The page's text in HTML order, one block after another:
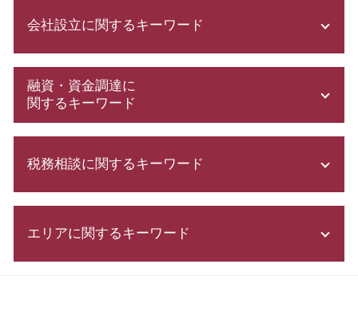
会社設立に関するキーワード
電子 定款
事業計画書 書き方
株式会社設立 流れ
株式会社 設立 必要書類
募集 設立
株式会社 設立費用
融資・資金調達に
関するキーワード
企業 資金調達
補助金 申請
起業 補助金
創業 融資 公庫
税務相談に関するキーワード
所得税 いくらから
エリアに関するキーワード